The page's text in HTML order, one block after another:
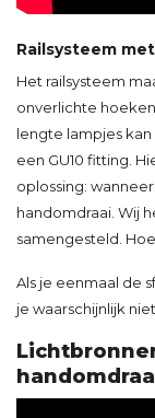
Railsysteem
Het railsysteem
onverlichte hoeken
lengte lampjes
een GU10 fitting.
oplossing:
handomdraai. Wij
samengesteld.
Als je eenmaal de
je waarschijnlijk